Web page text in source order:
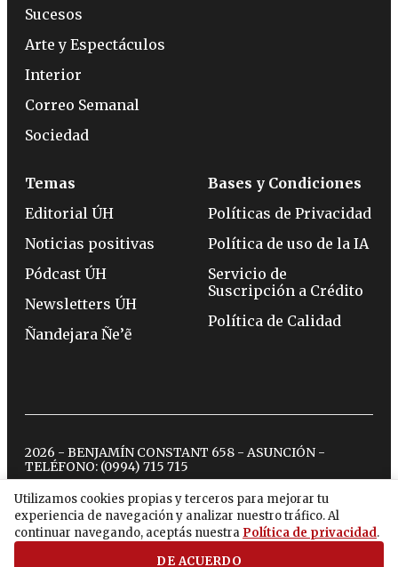
Utilizamos cookies propias y terceros para mejorar tu
experiencia de navegación y analizar nuestro tráfico. Al
continuar navegando, aceptás nuestra Política de privacidad.
DE ACUERDO
Sucesos
Arte y Espectáculos
Interior
Correo Semanal
Sociedad
Temas
Editorial ÚH
Noticias positivas
Pódcast ÚH
Newsletters ÚH
Ñandejara Ñe’ẽ
Bases y Condiciones
Políticas de Privacidad
Política de uso de la IA
Servicio de
Suscripción a Crédito
Política de Calidad
2026 - BENJAMÍN CONSTANT 658 - ASUNCIÓN -
TELÉFONO: (0994) 715 715
twitterinstagram
facebook
tiktokyoutubespotify